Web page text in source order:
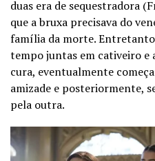
duas era de sequestradora
que a bruxa precisava do
família da morte.
tempo juntas em cativeiro e
cura, eventualmente
amizade e posteriormente,
pela outra.